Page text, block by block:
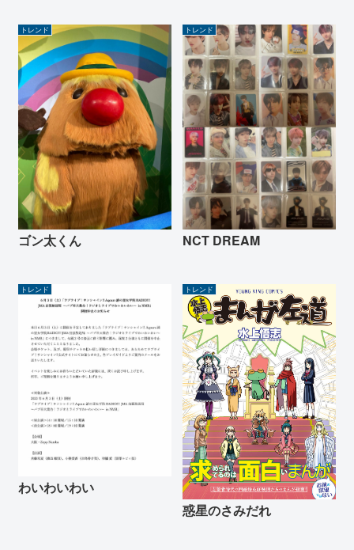
トレンド
ゴン太くん
トレンド
NCT DREAM
トレンド
わいわいわい
トレンド
惑星のさみだれ